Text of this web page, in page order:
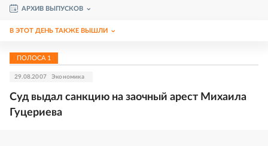
АРХИВ ВЫПУСКОВ
В ЭТОТ ДЕНЬ ТАКЖЕ ВЫШЛИ
ПОЛОСА 1
29.08.2007 Экономика
Суд выдал санкцию на заочный арест Михаила
Гуцериева